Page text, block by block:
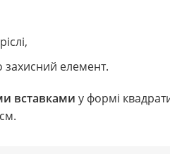
захисний елемент.
вставками у формі